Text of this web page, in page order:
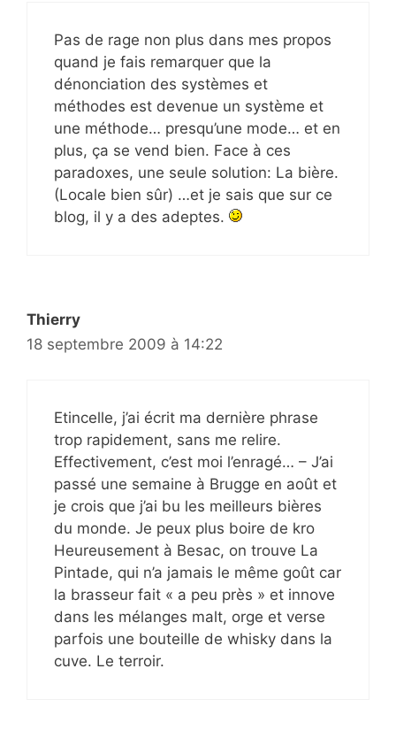
Pas de rage non plus dans mes propos
quand je fais remarquer que la
dénonciation des systèmes et
méthodes est devenue un système et
une méthode… presqu’une mode… et en
plus, ça se vend bien. Face à ces
paradoxes, une seule solution: La bière.
(Locale bien sûr) …et je sais que sur ce
blog, il y a des adeptes.
Thierry
18 septembre 2009 à 14:22
Etincelle, j’ai écrit ma dernière phrase
trop rapidement, sans me relire.
Effectivement, c’est moi l’enragé… – J’ai
passé une semaine à Brugge en août et
je crois que j’ai bu les meilleurs bières
du monde. Je peux plus boire de kro
Heureusement à Besac, on trouve La
Pintade, qui n’a jamais le même goût car
la brasseur fait « a peu près » et innove
dans les mélanges malt, orge et verse
parfois une bouteille de whisky dans la
cuve. Le terroir.